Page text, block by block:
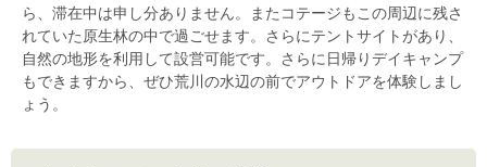
ら、滞在中は申し分ありません。またコテージもこの周辺に残さ
れていた原生林の中で過ごせます。さらにテントサイトがあり、
自然の地形を利用して設営可能です。さらに日帰りデイキャンプ
もできますから、ぜひ荒川の水辺の前でアウトドアを体験しまし
ょう。